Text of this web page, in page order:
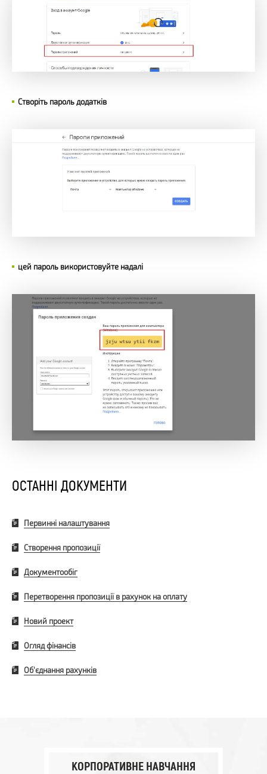
Створіть пароль додатків
цей пароль використовуйте надалі
ОСТАННІ ДОКУМЕНТИ
Первинні налаштування
Створення пропозиції
Документообіг
Перетворення пропозиції в рахунок на оплату
Новий проект
Огляд фінансів
Об'єднання рахунків
КОРПОРАТИВНЕ НАВЧАННЯ